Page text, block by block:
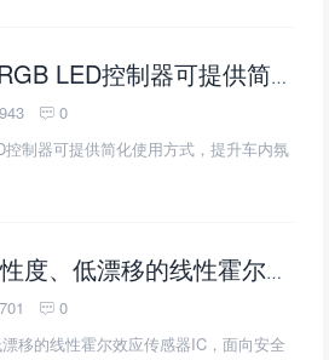
器可提供简化使用方式，提升车内氛围灯应用性能
943
0
制器可提供简化使用方式，提升车内氛
线性霍尔效应传感器IC，面向安全苛求的汽车扭矩传感应用
701
0
移的线性霍尔效应传感器IC，面向安全